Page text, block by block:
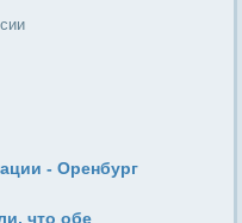
- Оренбург
что обе